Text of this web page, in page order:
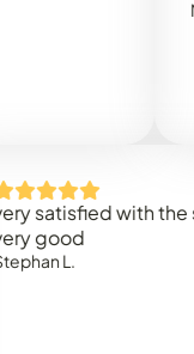
with the service